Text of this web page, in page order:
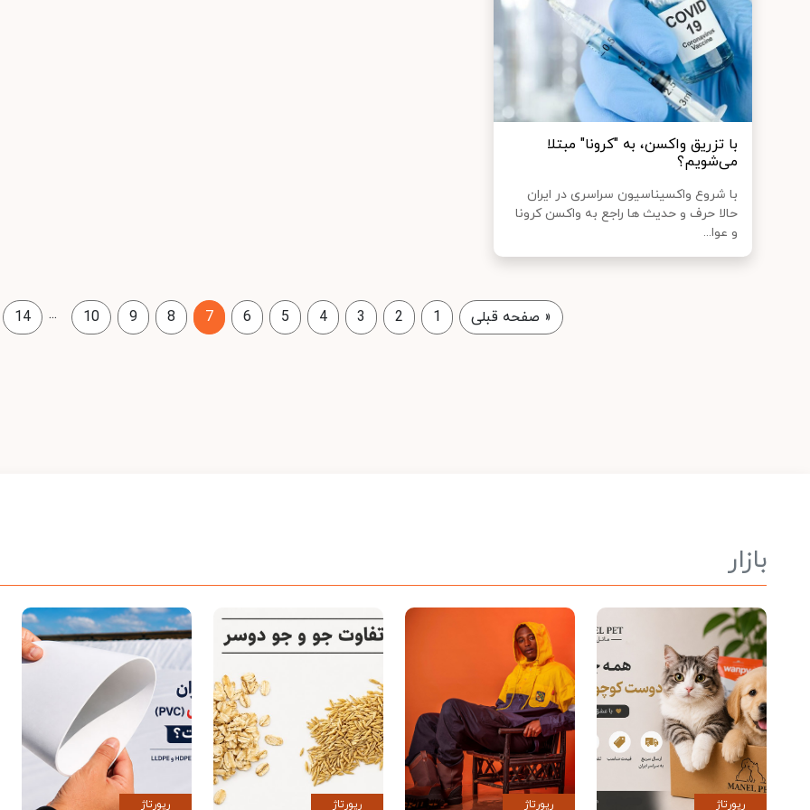
با تزریق واکسن، به "کرونا" مبتلا
می‌شویم؟
با شروع واکسیناسیون سراسری در ایران
حالا حرف و حدیث ها راجع به واکسن کرونا
و عوا...
« صفحه قبلی 1
2
3
4
5
6
7
8
9
10
...
14
بازار
رپورتاژ رپورتاژ رپورتاژ رپورتاژ